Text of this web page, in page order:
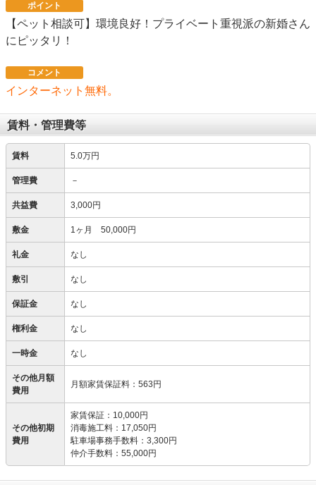
ポイント
【ペット相談可】環境良好！プライベート重視派の新婚さん
にピッタリ！
コメント
インターネット無料。
賃料・管理費等
賃料 5.0万円
管理費 －
共益費 3,000円
敷金 1ヶ月 50,000円
礼金 なし
敷引 なし
保証金 なし
権利金 なし
一時金 なし
その他月額
費用
月額家賃保証料 ： 563円
その他初期
費用
家賃保証 ： 10,000円
消毒施工料 ： 17,050円
駐車場事務手数料 ： 3,300円
仲介手数料 ： 55,000円